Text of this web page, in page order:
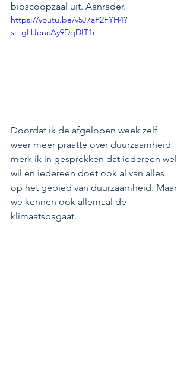
bioscoopzaal uit. Aanrader.
https://youtu.be/v5J7aP2FYH4?
si=gHJencAy9DqDIT1i
Doordat ik de afgelopen week zelf
weer meer praatte over duurzaamheid
merk ik in gesprekken dat iedereen wel
wil en iedereen doet ook al van alles
op het gebied van duurzaamheid. Maar
we kennen ook allemaal de
klimaatspagaat.